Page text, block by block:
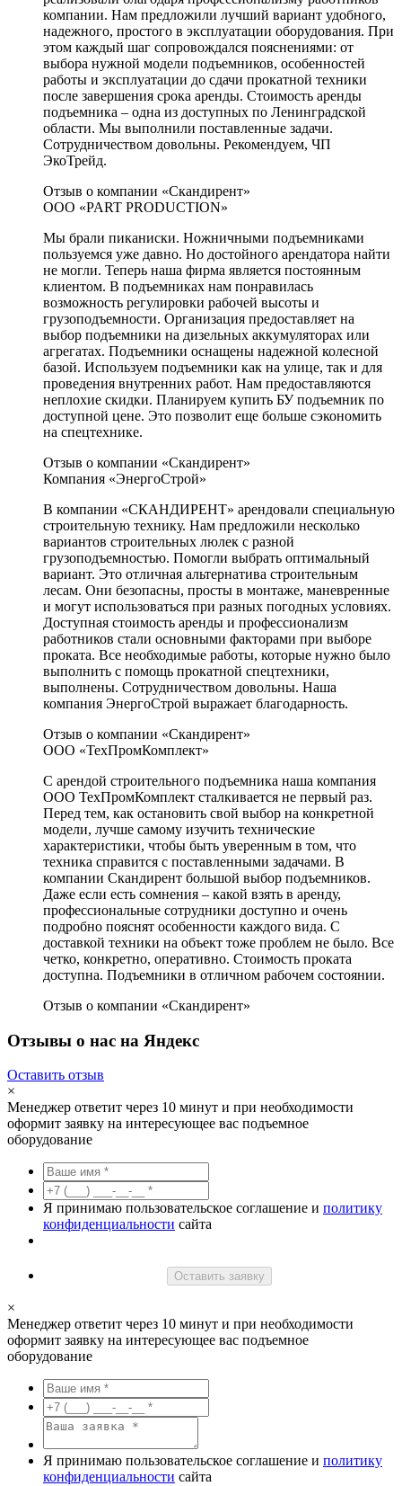
компании. Нам предложили лучший вариант удобного,
надежного, простого в эксплуатации оборудования. При
этом каждый шаг сопровождался пояснениями: от
выбора нужной модели подъемников, особенностей
работы и эксплуатации до сдачи прокатной техники
после завершения срока аренды. Стоимость аренды
подъемника – одна из доступных по Ленинградской
области. Мы выполнили поставленные задачи.
Сотрудничеством довольны. Рекомендуем, ЧП
ЭкоТрейд.
Отзыв о компании «Скандирент»
ООО «PART PRODUCTION»
Мы брали пиканиски. Ножничными подъемниками
пользуемся уже давно. Но достойного арендатора найти
не могли. Теперь наша фирма является постоянным
клиентом. В подъемниках нам понравилась
возможность регулировки рабочей высоты и
грузоподъемности. Организация предоставляет на
выбор подъемники на дизельных аккумуляторах или
агрегатах. Подъемники оснащены надежной колесной
базой. Используем подъемники как на улице, так и для
проведения внутренних работ. Нам предоставляются
неплохие скидки. Планируем купить БУ подъемник по
доступной цене. Это позволит еще больше сэкономить
на спецтехнике.
Отзыв о компании «Скандирент»
Компания «ЭнергоСтрой»
В компании «СКАНДИРЕНТ» арендовали специальную
строительную технику. Нам предложили несколько
вариантов строительных люлек с разной
грузоподъемностью. Помогли выбрать оптимальный
вариант. Это отличная альтернатива строительным
лесам. Они безопасны, просты в монтаже, маневренные
и могут использоваться при разных погодных условиях.
Доступная стоимость аренды и профессионализм
работников стали основными факторами при выборе
проката. Все необходимые работы, которые нужно было
выполнить с помощь прокатной спецтехники,
выполнены. Сотрудничеством довольны. Наша
компания ЭнергоСтрой выражает благодарность.
Отзыв о компании «Скандирент»
ООО «ТехПромКомплект»
С арендой строительного подъемника наша компания
ООО ТехПромКомплект сталкивается не первый раз.
Перед тем, как остановить свой выбор на конкретной
модели, лучше самому изучить технические
характеристики, чтобы быть уверенным в том, что
техника справится с поставленными задачами. В
компании Скандирент большой выбор подъемников.
Даже если есть сомнения – какой взять в аренду,
профессиональные сотрудники доступно и очень
подробно пояснят особенности каждого вида. С
доставкой техники на объект тоже проблем не было. Все
четко, конкретно, оперативно. Стоимость проката
доступна. Подъемники в отличном рабочем состоянии.
Отзыв о компании «Скандирент»
Отзывы о нас на Яндекс
Оставить отзыв
×
Менеджер ответит через 10 минут и при необходимости
оформит заявку на интересующее вас подъемное
оборудование
Я принимаю пользовательское соглашение и политику
конфиденциальности сайта
Оставить заявку
×
Менеджер ответит через 10 минут и при необходимости
оформит заявку на интересующее вас подъемное
оборудование
Я принимаю пользовательское соглашение и политику
конфиденциальности сайта